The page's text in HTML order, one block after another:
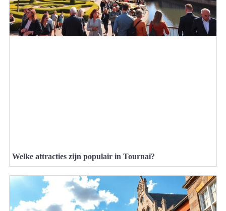
Welke attracties zijn populair in Tournai?